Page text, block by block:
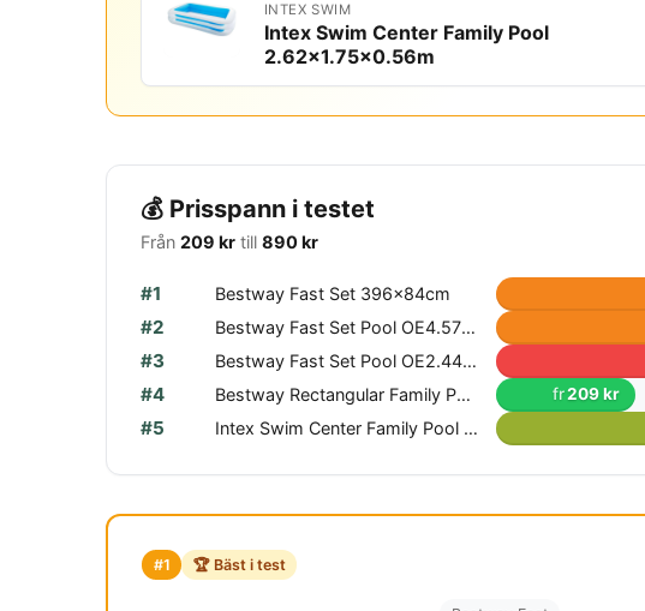
INTEX SWIM
Intex Swim Center Family Pool
2.62x1.75x0.56m
💰 Prisspann i testet
Från 209 kr till 890 kr
#1 Bestway Fast Set 396x84cm
#2 Bestway Fast Set Pool OE4.57x0.84m
#3 Bestway Fast Set Pool OE2.44x0.61m
#4 Bestway Rectangular Family Pool 2.01x1.5x0.51m fr209 kr
#5 Intex Swim Center Family Pool 2.62x1.75x0.56m
#1 🏆 Bäst i test